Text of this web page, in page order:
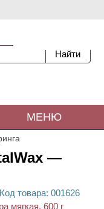
МЕНЮ
—
Код товара: 001626